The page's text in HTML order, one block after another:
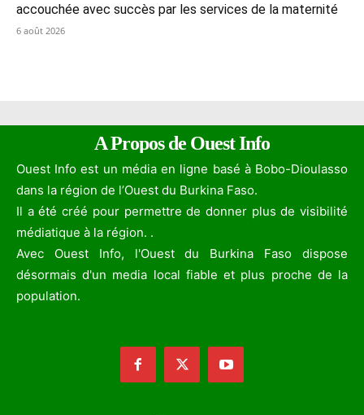
accouchée avec succès par les services de la maternité
6 août 2026
A Propos de Ouest Info
Ouest Info est un média en ligne basé à Bobo-Dioulasso
dans la région de l’Ouest du Burkina Faso.
Il a été créé pour permettre de donner plus de visibilité
médiatique à la région. .
Avec Ouest Info, l'Ouest du Burkina Faso dispose
désormais d'un media local fiable et plus proche de la
population.